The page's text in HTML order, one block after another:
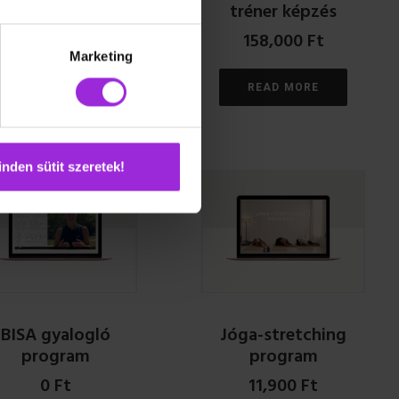
Marketing
sütit szeretek!
24,990Ft
READ MORE
tréner képzés
158,000Ft
READ MORE
BISA gyalogló
program
0Ft
Jóga-stretching
program
11,900Ft